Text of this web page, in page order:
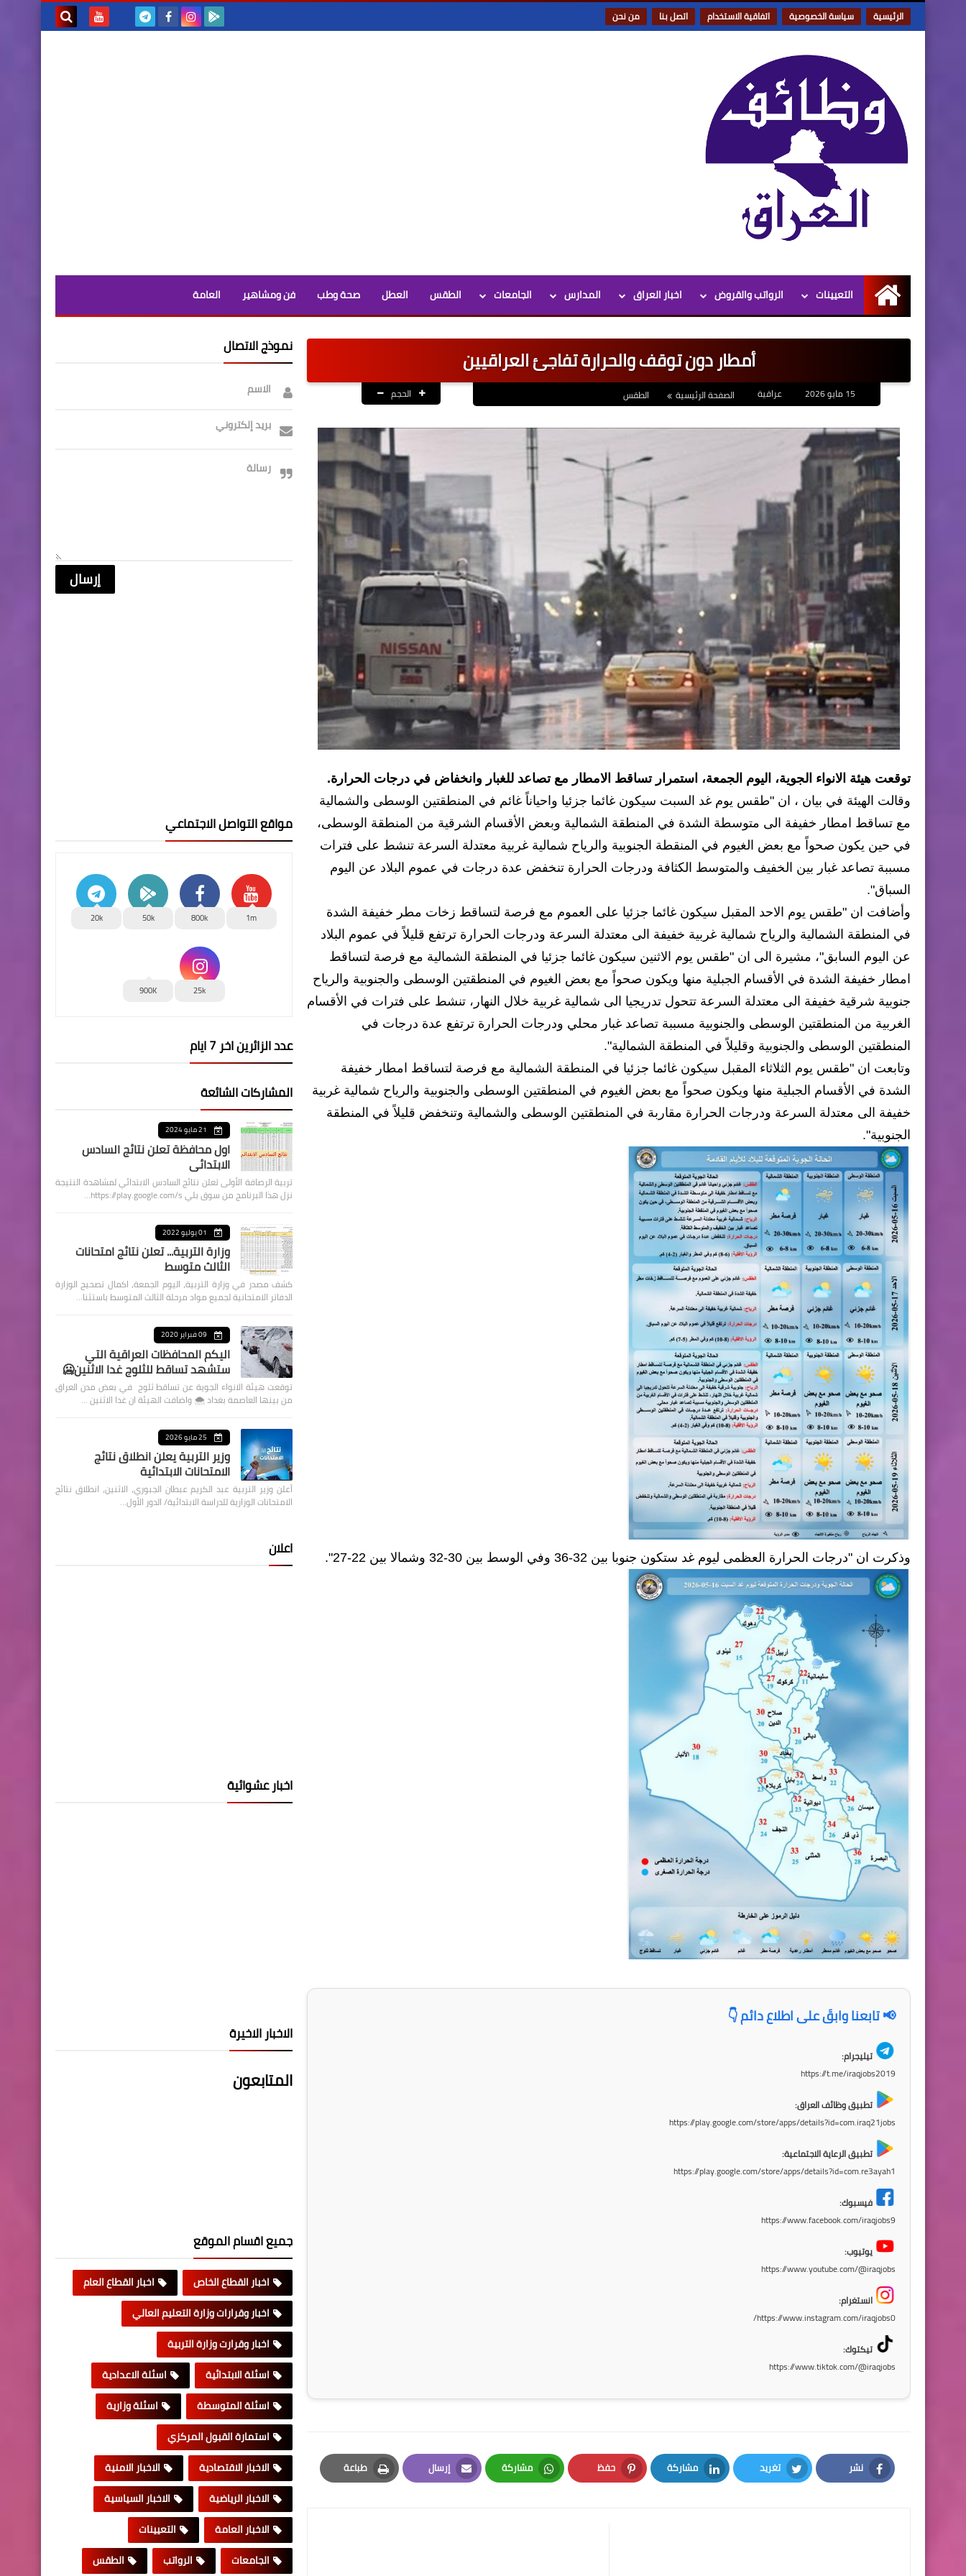
الرئيسية سياسة الخصوصية اتفاقية الاستخدام اتصل بنا من نحن
الرئيسية
التعيينات الرواتب والقروض اخبار العراق المدارس الجامعات الطقس العطل صحة وطب فن ومشاهير العامة
أمطار دون توقف والحرارة تفاجئ العراقيين
عراقية الصفحة الرئيسية الطقس الحجم
توقعت هيئة الانواء الجوية، اليوم الجمعة، استمرار تساقط الامطار مع تصاعد للغبار وانخفاض في درجات الحرارة.
وقالت الهيئة في بيان ، ان "طقس يوم غد السبت سيكون غائما جزئيا واحياناً غائم في المنطقتين الوسطى والشمالية
مع تساقط امطار خفيفة الى متوسطة الشدة في المنطقة الشمالية وبعض الأقسام الشرقية من المنطقة الوسطى،
في حين يكون صحواً مع بعض الغيوم في المنقطة الجنوبية والرياح شمالية غربية معتدلة السرعة تنشط على فترات
مسببة تصاعد غبار بين الخفيف والمتوسط الكثافة ودرجات الحرارة تنخفض عدة درجات في عموم البلاد عن اليوم
السباق".
وأضافت ان "طقس يوم الاحد المقبل سيكون غائما جزئيا على العموم مع فرصة لتساقط زخات مطر خفيفة الشدة
في المنطقة الشمالية والرياح شمالية غربية خفيفة الى معتدلة السرعة ودرجات الحرارة ترتفع قليلاً في عموم البلاد
عن اليوم السابق"، مشيرة الى ان "طقس يوم الاثنين سيكون غائما جزئيا في المنطقة الشمالية مع فرصة لتساقط
امطار خفيفة الشدة في الأقسام الجبلية منها ويكون صحواً مع بعض الغيوم في المنطقتين الوسطى والجنوبية والرياح
جنوبية شرقية خفيفة الى معتدلة السرعة تتحول تدريجيا الى شمالية غربية خلال النهار، تنشط على فترات في الأقسام
الغربية من المنطقتين الوسطى والجنوبية مسببة تصاعد غبار محلي ودرجات الحرارة ترتفع عدة درجات في
المنطقتين الوسطى والجنوبية وقليلاً في المنطقة الشمالية".
وتابعت ان "طقس يوم الثلاثاء المقبل سيكون غائما جزئيا في المنطقة الشمالية مع فرصة لتساقط امطار خفيفة
الشدة في الأقسام الجبلية منها ويكون صحواً مع بعض الغيوم في المنطقتين الوسطى والجنوبية والرياح شمالية غربية
خفيفة الى معتدلة السرعة ودرجات الحرارة مقاربة في المنطقتين الوسطى والشمالية وتنخفض قليلاً في المنطقة
الجنوبية".
وذكرت ان "درجات الحرارة العظمى ليوم غد ستكون جنوبا بين 32-36 وفي الوسط بين 30-32 وشمالا بين 22-27".
📢 تابعنا وابقَ على اطلاع دائم 👇
تيليجرام:
https://t.me/iraqjobs2019
تطبيق وظائف العراق:
https://play.google.com/store/apps/details?id=com.iraq21jobs
تطبيق الرعاية الاجتماعية:
https://play.google.com/store/apps/details?id=com.re3ayah1
فيسبوك:
https://www.facebook.com/iraqjobs9
يوتيوب:
https://www.youtube.com/@iraqjobs
انستغرام:
https://www.instagram.com/iraqjobs0/
تيكتوك:
https://www.tiktok.com/@iraqjobs
نشر
Facebook
تغريد
Twitter
مشاركة
LinkedIn
حفظ
Pinterest
مشاركة
Whatsapp
إرسال
Email
طباعة
Print
نموذج الاتصال
الاسم
بريد إلكتروني
رسالة
مواقع التواصل الاجتماعي
1m
800k
50k
20k
25k
900K
عدد الزائرين اخر 7 ايام
المشاركات الشائعة
21 مايو 2024
اول محافظة تعلن نتائج السادس
الابتدائي
تربية الرصافة الأولى تعلن نتائج السادس الابتدائي لمشاهدة النتيجة
نزل هذا البرنامج من سوق بلي https://play.google.com/s…
01 يوليو 2022
وزارة التربية... تعلن نتائج امتحانات
الثالث متوسط
كشف مصدر في وزارة التربية، اليوم الجمعة، اكمال تصحيح الوزارة
الدفاتر الامتحانية لجميع مواد مرحلة الثالث المتوسط باستثنا…
09 فبراير 2020
اليكم المحافظات العراقية التي
ستشهد تساقط للثلوج غدا الاثنين🥶
توقعت هيئة الانواء الجوية عن تساقط ثلوج في بعض مدن العراق
من بينها العاصمة بغداد ⁦🌨️⁩ واضافت الهيئة ان غدا الاثنين …
25 مايو 2026
وزير التربية يعلن انطلاق نتائج
الامتحانات الابتدائية
أعلن وزير التربية عبد الكريم عبطان الجبوري، الاثنين، انطلاق نتائج
الامتحانات الوزارية للدراسة الابتدائية/ الدور الأول…
اعلان
اخبار عشوائية
الاخبار الاخيرة
المتابعون
جميع اقسام الموقع
اخبار القطاع الخاص
اخبار القطاع العام
اخبار وقرارات وزارة التعليم العالي
اخبار وقرارت وزارة التربية
اسئلة الابتدائية
اسئلة الاعدادية
اسئلة المتوسطة
اسئلة وزارية
استمارة القبول المركزي
الاخبار الاقتصادية
الاخبار الامنية
الاخبار الرياضية
الاخبار السياسية
الاخبار العامة
التعيينات
الجامعات
الرواتب الطقس